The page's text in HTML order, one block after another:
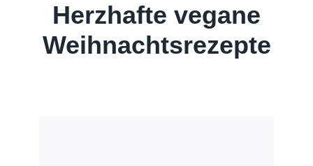
Herzhafte vegane
Weihnachtsrezepte